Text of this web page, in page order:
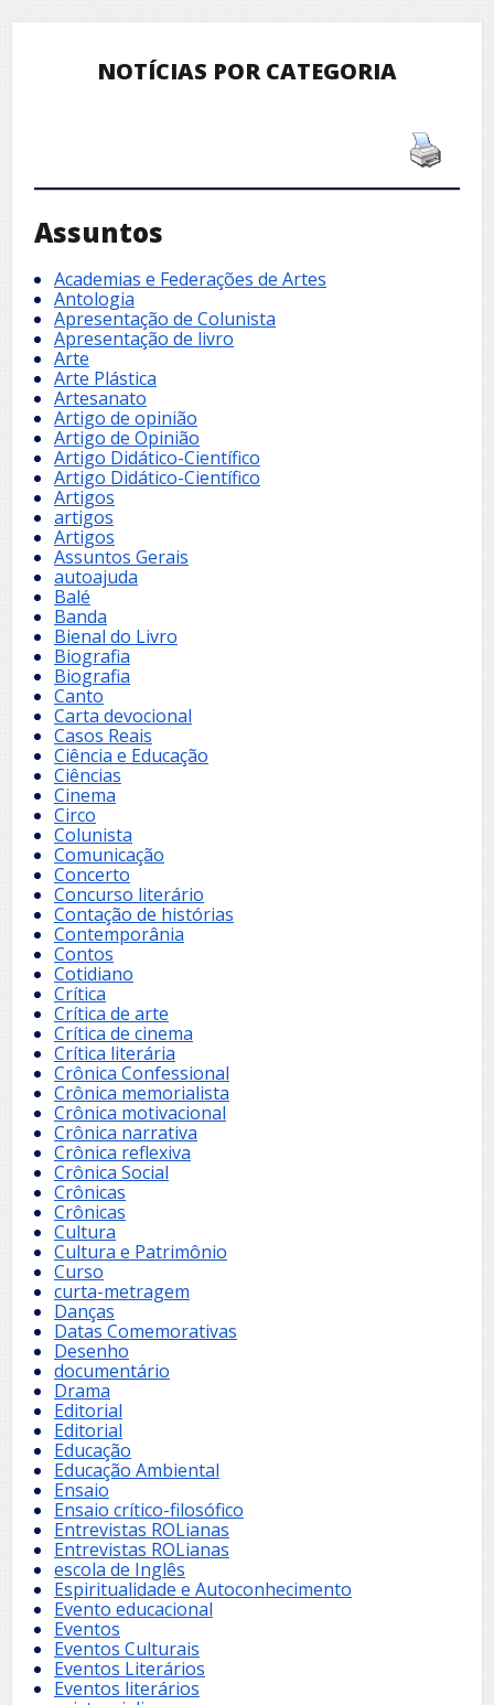
NOTÍCIAS POR CATEGORIA
Assuntos
Academias e Federações de Artes
Antologia
Apresentação de Colunista
Apresentação de livro
Arte
Arte Plástica
Artesanato
Artigo de opinião
Artigo de Opinião
Artigo Didático-Científico
Artigo Didático-Científico
Artigos
artigos
Artigos
Assuntos Gerais
autoajuda
Balé
Banda
Bienal do Livro
Biografia
Biografia
Canto
Carta devocional
Casos Reais
Ciência e Educação
Ciências
Cinema
Circo
Colunista
Comunicação
Concerto
Concurso literário
Contação de histórias
Contemporânia
Contos
Cotidiano
Crítica
Crítica de arte
Crítica de cinema
Crítica literária
Crônica Confessional
Crônica memorialista
Crônica motivacional
Crônica narrativa
Crônica reflexiva
Crônica Social
Crônicas
Crônicas
Cultura
Cultura e Patrimônio
Curso
curta-metragem
Danças
Datas Comemorativas
Desenho
documentário
Drama
Editorial
Editorial
Educação
Educação Ambiental
Ensaio
Ensaio crítico-filosófico
Entrevistas ROLianas
Entrevistas ROLianas
escola de Inglês
Espiritualidade e Autoconhecimento
Evento educacional
Eventos
Eventos Culturais
Eventos Literários
Eventos literários